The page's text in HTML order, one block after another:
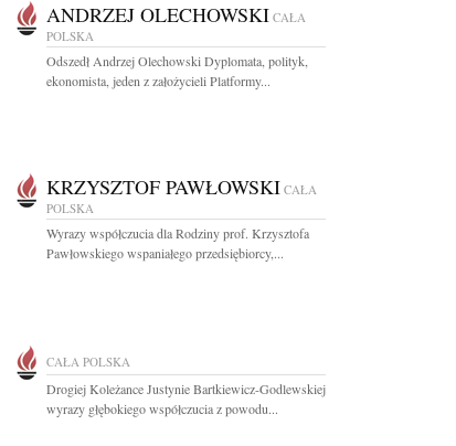
ANDRZEJ OLECHOWSKI CAŁA
POLSKA
Odszedł Andrzej Olechowski Dyplomata, polityk,
ekonomista, jeden z założycieli Platformy...
KRZYSZTOF PAWŁOWSKI CAŁA
POLSKA
Wyrazy współczucia dla Rodziny prof. Krzysztofa
Pawłowskiego wspaniałego przedsiębiorcy,...
CAŁA POLSKA
Drogiej Koleżance Justynie Bartkiewicz-Godlewskiej
wyrazy głębokiego współczucia z powodu...